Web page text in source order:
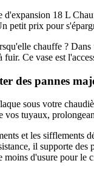
18 L
petit prix pour
chauffe ?
fuir. Ce vase est
des pannes
sous votre
vos tuyaux,
et les sifflements
il supporte des
d'usure pour le